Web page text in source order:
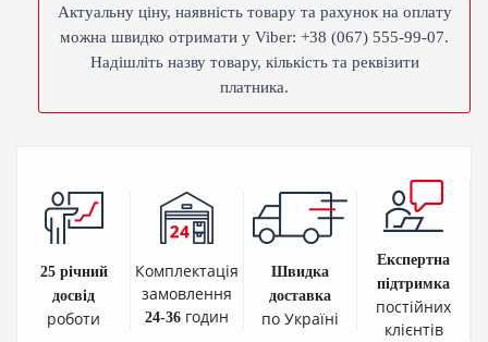
Актуальну ціну, наявність товару та рахунок на оплату
можна швидко отримати у Viber: +38 (067) 555-99-07.
Надішліть назву товару, кількість та реквізити
платника.
25 річний
досвід
роботи
Комплектація
замовлення
24-36 годин
Швидка
доставка
по Україні
Експертна
підтримка
постійних
клієнтів